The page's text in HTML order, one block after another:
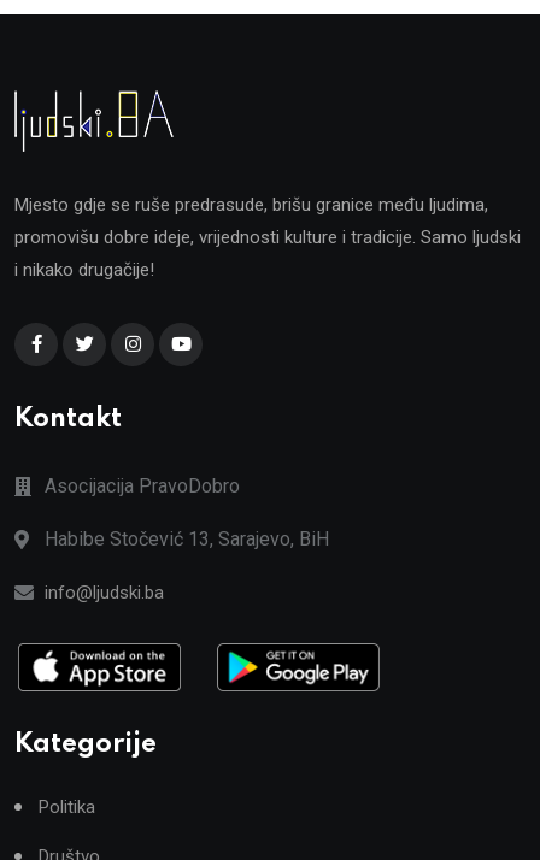
Mjesto gdje se ruše predrasude, brišu granice među ljudima,
promovišu dobre ideje, vrijednosti kulture i tradicije. Samo ljudski
i nikako drugačije!
Kontakt
Asocijacija PravoDobro
Habibe Stočević 13, Sarajevo, BiH
info@ljudski.ba
Kategorije
Politika